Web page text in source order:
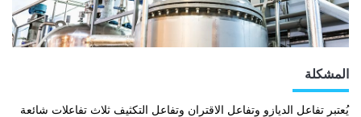
المشكلة
يُعتبر تفاعل الديازو وتفاعل الاقتران وتفاعل التكثيف ثلاث تفاعلات شائعة